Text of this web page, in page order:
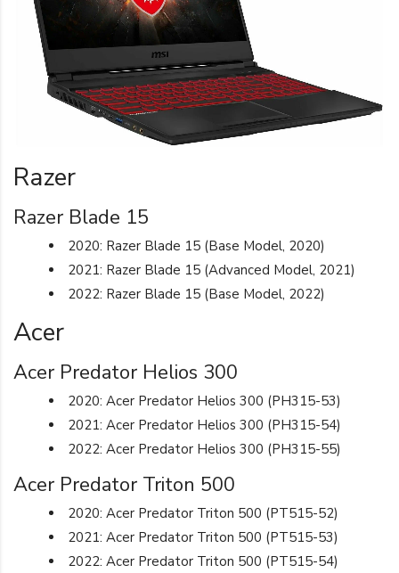
Razer
Razer Blade 15
2020: Razer Blade 15 (Base Model, 2020)
2021: Razer Blade 15 (Advanced Model, 2021)
2022: Razer Blade 15 (Base Model, 2022)
Acer
Acer Predator Helios 300
2020: Acer Predator Helios 300 (PH315-53)
2021: Acer Predator Helios 300 (PH315-54)
2022: Acer Predator Helios 300 (PH315-55)
Acer Predator Triton 500
2020: Acer Predator Triton 500 (PT515-52)
2021: Acer Predator Triton 500 (PT515-53)
2022: Acer Predator Triton 500 (PT515-54)